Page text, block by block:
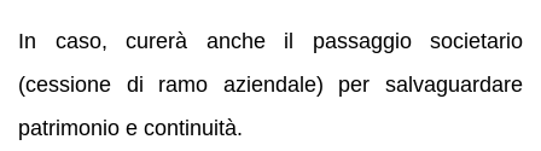
In caso, curerà anche il passaggio societario
(cessione di ramo aziendale) per salvaguardare
patrimonio e continuità.